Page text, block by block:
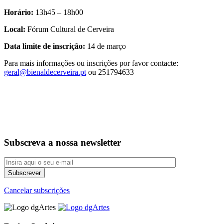
Horário: 13h45 – 18h00
Local: Fórum Cultural de Cerveira
Data limite de inscrição: 14 de março
Para mais informações ou inscrições por favor contacte:
geral@bienaldecerveira.pt ou 251794633
Subscreva a nossa newsletter
Cancelar subscrições